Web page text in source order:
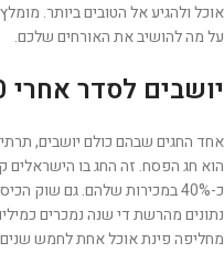
אוכל ולהגיע אל הטובים ביותר.
על מה להושיב את האורחים שלכם.
יושבים לסדר אחרי 40 שנה במדבר
אחד החגים שבהם כולם יושבים,
הוא חג הפסח. זה החג בו הישראלים
כ-40% במכירות שלהם. גם שוק
נתונים מהרשת די שנה נמכרים
מחליפה פינת אוכל אחת לחמש